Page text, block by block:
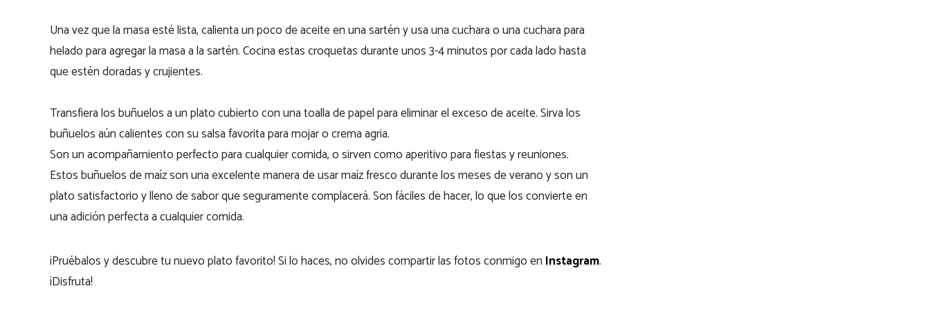
Una vez que la masa esté lista, calienta un poco de aceite en una sartén y usa una cuchara o una cuchara para
helado para agregar la masa a la sartén. Cocina estas croquetas durante unos 3-4 minutos por cada lado hasta
que estén doradas y crujientes.
Transfiera los buñuelos a un plato cubierto con una toalla de papel para eliminar el exceso de aceite. Sirva los
buñuelos aún calientes con su salsa favorita para mojar o crema agria.
Son un acompañamiento perfecto para cualquier comida, o sirven como aperitivo para fiestas y reuniones.
Estos buñuelos de maíz son una excelente manera de usar maíz fresco durante los meses de verano y son un
plato satisfactorio y lleno de sabor que seguramente complacerá. Son fáciles de hacer, lo que los convierte en
una adición perfecta a cualquier comida.
¡Pruébalos y descubre tu nuevo plato favorito! Si lo haces, no olvides compartir las fotos conmigo enInstagram.
¡Disfruta!